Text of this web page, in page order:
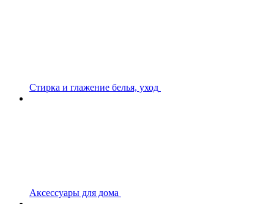
Стирка и глажение белья, уход
Аксессуары для дома